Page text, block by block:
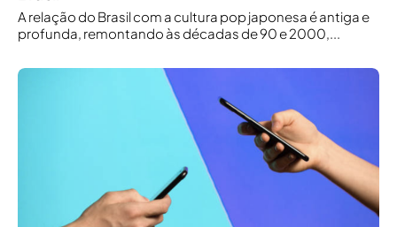
A relação do Brasil com a cultura pop japonesa é antiga e
profunda, remontando às décadas de 90 e 2000,...